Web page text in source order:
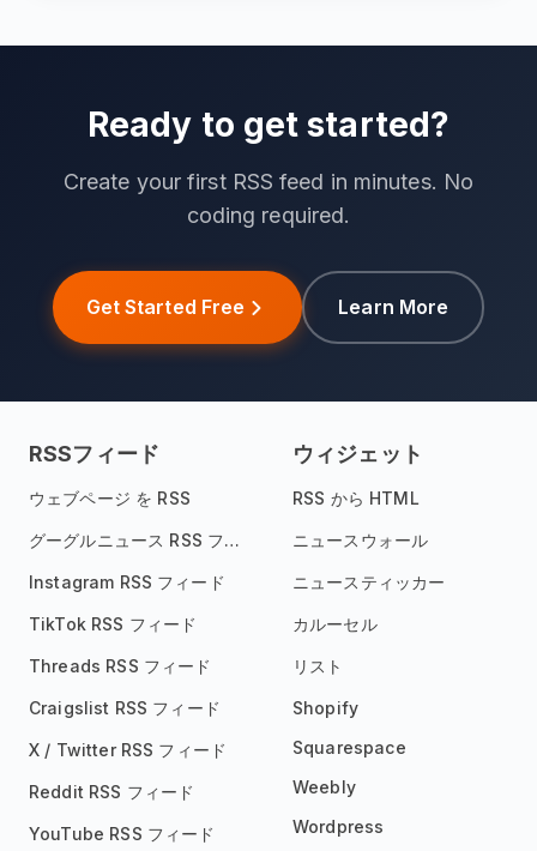
Ready to get started?
Create your first RSS feed in minutes. No
coding required.
Get Started Free Learn More
RSSフィード
ウェブページ を RSS
グーグルニュース RSS フィード
Instagram RSS フィード
TikTok RSS フィード
Threads RSS フィード
Craigslist RSS フィード
X / Twitter RSS フィード
Reddit RSS フィード
YouTube RSS フィード
ウィジェット
RSS から HTML
ニュースウォール
ニュースティッカー
カルーセル
リスト
Shopify
Squarespace
Weebly
Wordpress